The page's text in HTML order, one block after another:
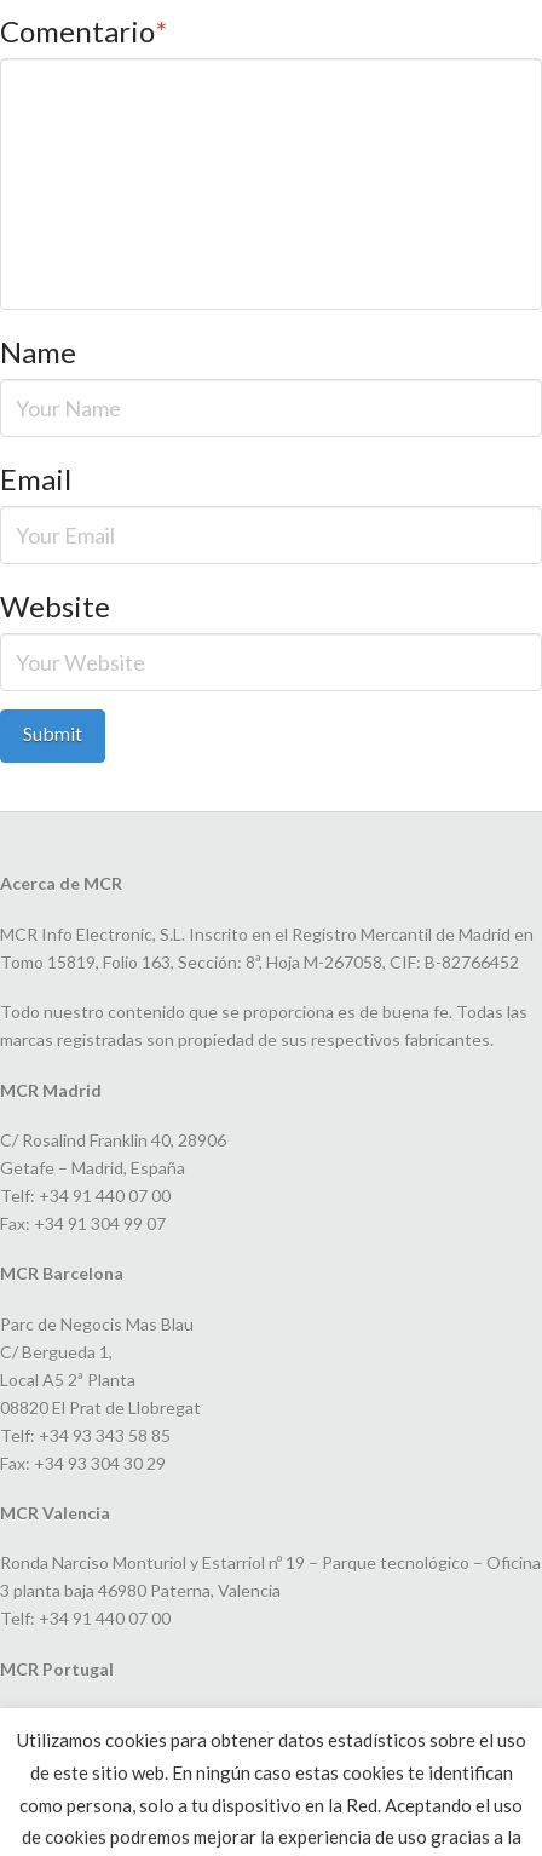
Comentario*
Name
Email
Website
Acerca de MCR
MCR Info Electronic, S.L. Inscrito en el Registro Mercantil de Madrid en
Tomo 15819, Folio 163, Sección: 8ª, Hoja M-267058, CIF: B-82766452
Todo nuestro contenido que se proporciona es de buena fe. Todas las
marcas registradas son propiedad de sus respectivos fabricantes.
MCR Madrid
C/ Rosalind Franklin 40, 28906
Getafe – Madrid, España
Telf: +34 91 440 07 00
Fax: +34 91 304 99 07
MCR Barcelona
Parc de Negocis Mas Blau
C/ Bergueda 1,
Local A5 2ª Planta
08820 El Prat de Llobregat
Telf: +34 93 343 58 85
Fax: +34 93 304 30 29
MCR Valencia
Ronda Narciso Monturiol y Estarriol nº 19 – Parque tecnológico – Oficina
3 planta baja 46980 Paterna, Valencia
Telf: +34 91 440 07 00
MCR Portugal
João V, 24
1250-091 Lisboa, Portugal
Telf: +351 220 993 033
Utilizamos cookies para obtener datos estadísticos sobre el uso
de este sitio web. En ningún caso estas cookies te identifican
como persona, solo a tu dispositivo en la Red. Aceptando el uso
de cookies podremos mejorar la experiencia de uso gracias a la